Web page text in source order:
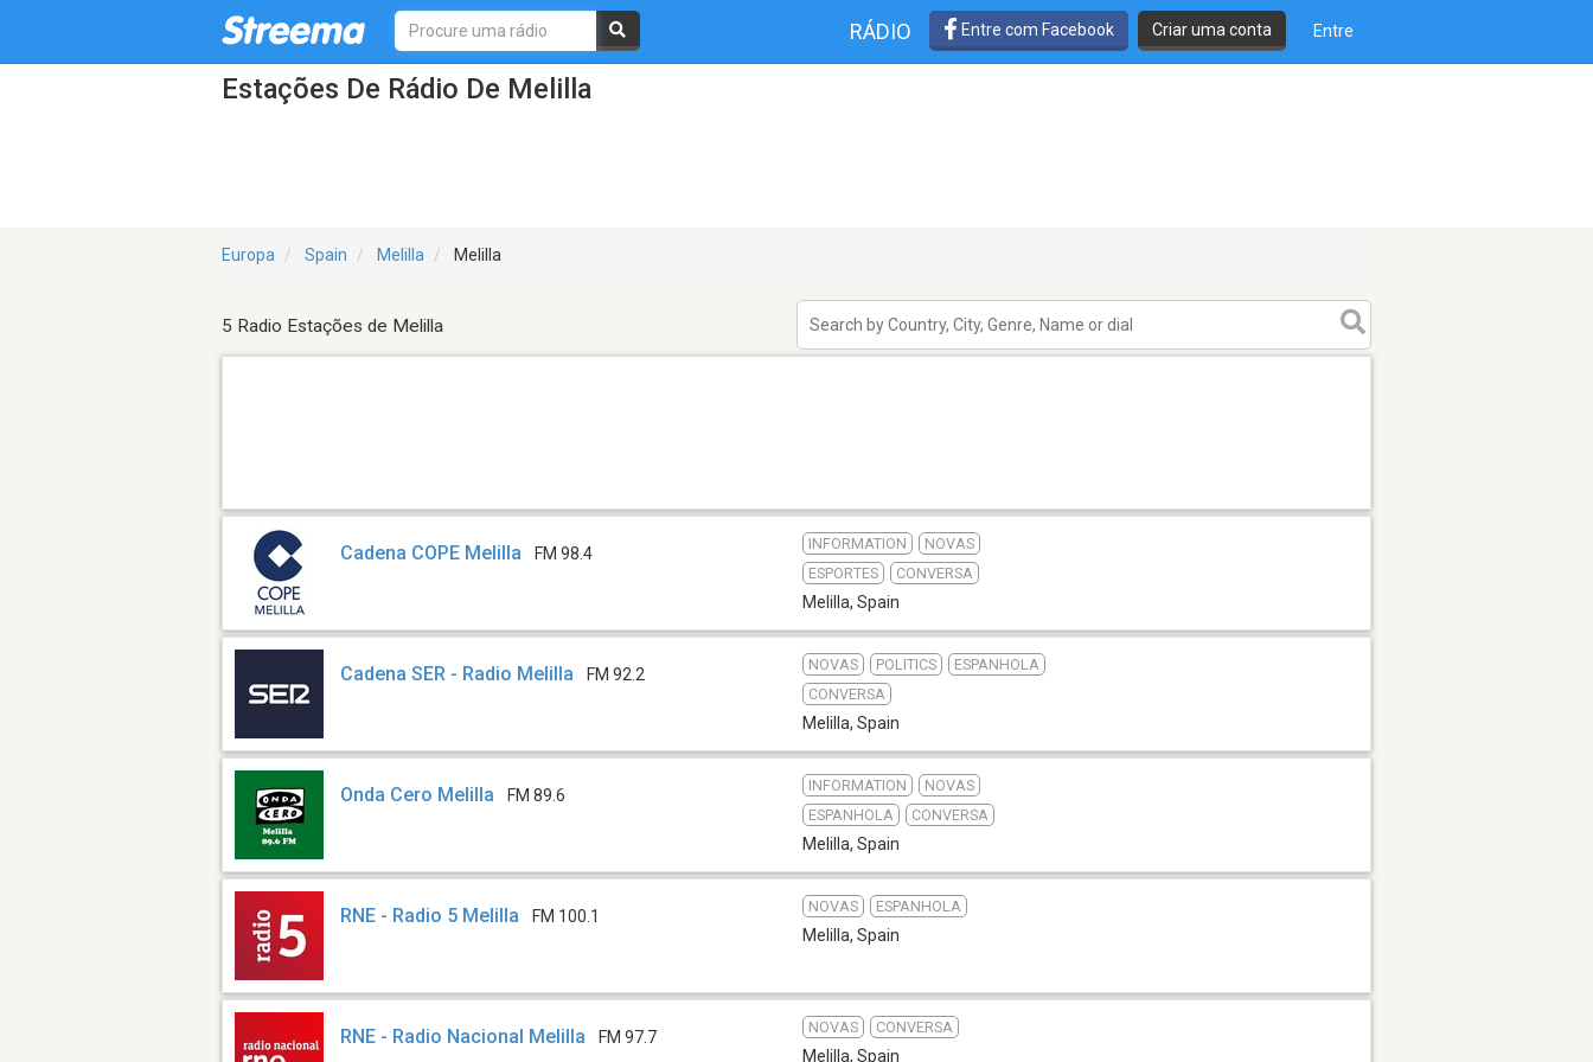
RÁDIO Entre com Facebook Criar uma conta Entre
Estações De Rádio De Melilla
Europa Spain Melilla Melilla
5 Radio Estações de Melilla
Cadena COPE Melilla FM 98.4
INFORMATION
NOVAS
ESPORTES
CONVERSA
Melilla, Spain
Cadena SER - Radio Melilla FM 92.2
NOVAS POLITICS
ESPANHOLA
CONVERSA
Melilla, Spain
Onda Cero Melilla FM 89.6
INFORMATION
NOVAS
ESPANHOLA
CONVERSA
Melilla, Spain
RNE - Radio 5 Melilla FM 100.1
NOVAS ESPANHOLA
Melilla, Spain
RNE - Radio Nacional Melilla FM 97.7
NOVAS CONVERSA
Melilla, Spain